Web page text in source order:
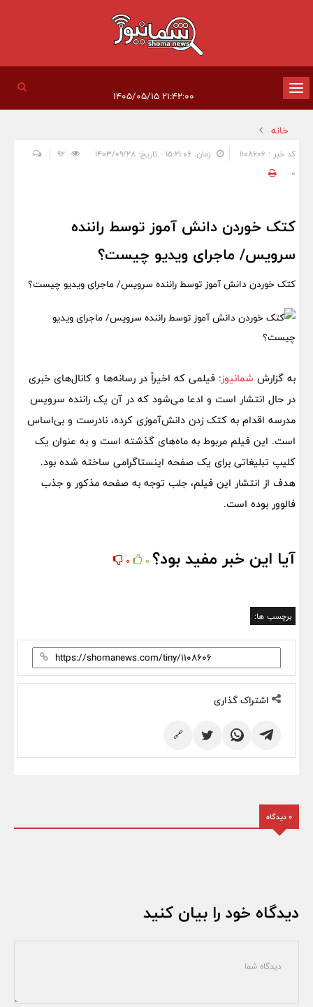
تغییر
وضعیت
ناوبری
خانه
کد خبر : 1108606 زمان: ۱۵:۲۱:۰۶ - تاریخ: ۱۴۰۳/۰۹/۲۸
0
کتک خوردن دانش آموز توسط راننده
سرویس/ ماجرای ویدیو چیست؟
کتک خوردن دانش آموز توسط راننده سرویس/ ماجرای ویدیو چیست؟
به گزارش شمانیوز: فیلمی که اخیراً در رسانه‌ها و کانال‌های خبری
در حال انتشار است و ادعا می‌شود که در آن یک راننده سرویس
مدرسه اقدام به کتک زدن دانش‌آموزی کرده، نادرست و بی‌اساس
است. این فیلم مربوط به ماه‌های گذشته است و به عنوان یک
کلیپ تبلیغاتی برای یک صفحه اینستاگرامی ساخته شده بود.
هدف از انتشار این فیلم، جلب توجه به صفحه مذکور و جذب
فالوور بوده است.
آیا این خبر مفید بود؟ 0
0
برچسب ها:
اشتراک گذاری
🔗
0 دیدگاه
دیدگاه خود را بیان کنید